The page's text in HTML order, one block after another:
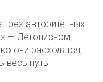
авторитетных
— Летописном,
они расходятся,
путь